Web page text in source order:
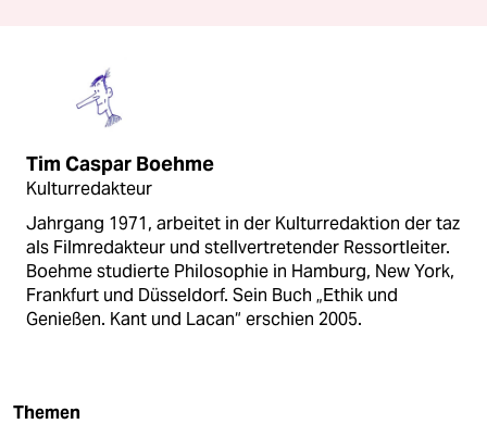
Tim Caspar Boehme
Kulturredakteur
Jahrgang 1971, arbeitet in der Kulturredaktion der taz
als Filmredakteur und stellvertretender Ressortleiter.
Boehme studierte Philosophie in Hamburg, New York,
Frankfurt und Düsseldorf. Sein Buch „Ethik und
Genießen. Kant und Lacan“ erschien 2005.
Themen